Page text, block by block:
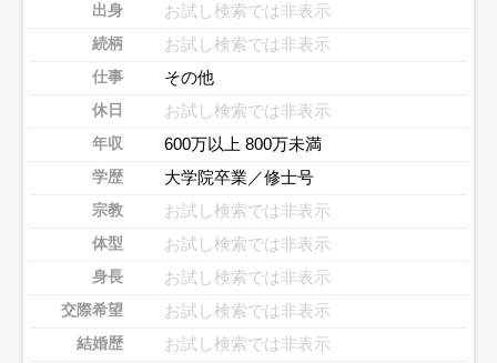
出身 お試し検索では非表示
続柄 お試し検索では非表示
仕事 その他
休日 お試し検索では非表示
年収 600万以上 800万未満
学歴 大学院卒業／修士号
宗教 お試し検索では非表示
体型 お試し検索では非表示
身長 お試し検索では非表示
交際希望 お試し検索では非表示
結婚歴 お試し検索では非表示